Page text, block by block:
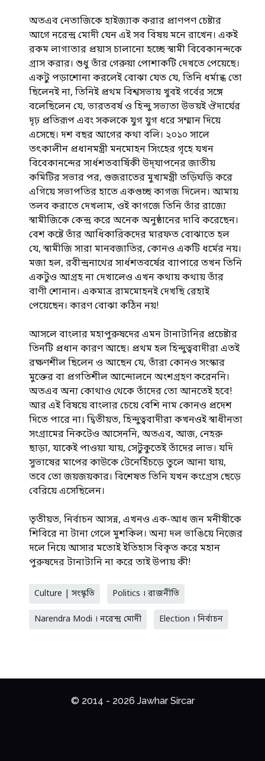
অতএব নেতাজিকে হাইজ্যাক করার প্রাণপণ চেষ্টার
আগে নরেন্দ্র মোদী যেন এই সব বিষয় মনে রাখেন। একই
রকম লাগাতার প্রয়াস চালানো হচ্ছে স্বামী বিবেকানন্দকে
গ্রাস করার। শুধু তাঁর গেরুয়া পোশাকটি দেখতে পেয়েছে।
একটু পড়াশোনা করলেই বোঝা যেত যে, তিনি ধর্মান্ধ তো
ছিলেনই না, তিনিই প্রথম বিশ্বসভায় খুবই গর্বের সঙ্গে
বলেছিলেন যে, ভারতবর্ষ ও হিন্দু সভ্যতা উভয়ই ঔদার্যের
দৃঢ় প্রতিরূপ এবং সকলকে যুগ যুগ ধরে সম্মান দিয়ে
এসেছে। দশ বছর আগের কথা বলি। ২০১০ সালে
তৎকালীন প্রধানমন্ত্রী মনমোহন সিংহের গৃহে যখন
বিবেকানন্দের সার্ধশতবার্ষিকী উদ্‌যাপনের জাতীয়
কমিটির সভার পর, গুজরাতের মুখ্যমন্ত্রী তড়িঘড়ি করে
এগিয়ে সভাপতির হাতে একগুচ্ছ কাগজ দিলেন। আমায়
তলব করাতে দেখলাম, ওই কাগজে তিনি তাঁর রাজ্যে
স্বামীজিকে কেন্দ্র করে অনেক অনুষ্ঠানের দাবি করেছেন।
বেশ কষ্টে তাঁর আধিকারিকদের মারফত বোঝাতে হল
যে, স্বামীজি সারা মানবজাতির, কোনও একটি ধর্মের নয়।
মজা হল, রবীন্দ্রনাথের সার্ধশতবর্ষের ব্যাপারে তখন তিনি
একটুও আগ্রহ না দেখালেও এখন কথায় কথায় তাঁর
বাণী শোনান। একমাত্র রামমোহনই দেখছি রেহাই
পেয়েছেন। কারণ বোঝা কঠিন নয়!
আসলে বাংলার মহাপুরুষদের এমন টানাটানির প্রচেষ্টার
তিনটি প্রধান কারণ আছে। প্রথম হল হিন্দুত্ববাদীরা এতই
রক্ষণশীল ছিলেন ও আছেন যে, তাঁরা কোনও সংস্কার
মুক্তের বা প্রগতিশীল আন্দোলনে অংশগ্রহণ করেননি।
অতএব অন্য কোথাও থেকে তাঁদের তো আনতেই হবে!
আর এই বিষয়ে বাংলার চেয়ে বেশি নাম কোনও প্রদেশ
দিতে পারে না। দ্বিতীয়ত, হিন্দুত্ববাদীরা কখনওই স্বাধীনতা
সংগ্রামের নিকটেও আসেননি, অতএব, আজ, নেহরু
ছাড়া, যাকেই পাওয়া যায়, সেটুকুতেই তাঁদের লাভ। যদি
সুভাষের মাপের কাউকে টেনেহিঁচড়ে তুলে আনা যায়,
তবে তো জয়জয়কার। বিশেষত তিনি যখন কংগ্রেস ছেড়ে
বেরিয়ে এসেছিলেন।
তৃতীয়ত, নির্বাচন আসন্ন, এখনও এক-আধ জন মনীষীকে
শিবিরে না টানা গেলে মুশকিল। অন্য দল ভাঙিয়ে নিজের
দলে নিয়ে আসার মতোই ইতিহাস বিকৃত করে মহান
পুরুষদের টানাটানি না করে তাই উপায় কী!
Culture | সংস্কৃতি Politics । রাজনীতি
Narendra Modi । নরেন্দ্র মোদী Election । নির্বাচন
© 2014 - 2026 Jawhar Sircar